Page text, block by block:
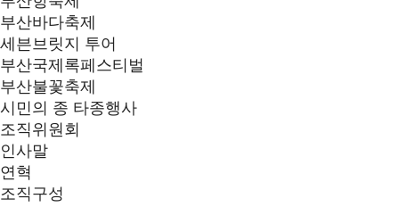
부산바다축제
세븐브릿지 투어
부산국제록페스티벌
부산불꽃축제
시민의 종 타종행사
조직위원회
인사말
연혁
조직구성